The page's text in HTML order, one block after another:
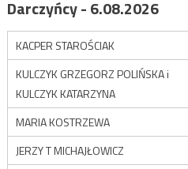
Darczyńcy - 6.08.2026
KACPER STAROŚCIAK
KULCZYK GRZEGORZ POLIŃSKA i
KULCZYK KATARZYNA
MARIA KOSTRZEWA
JERZY T MICHAJŁOWICZ